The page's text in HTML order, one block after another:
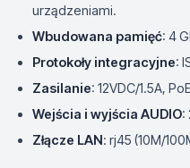
urządzeniami.
Wbudowana pamięć: 4
Protokoły integracyjne:
Zasilanie: 12VDC/1.5A,
Wejścia i wyjścia AUDIO:
Złącze LAN: rj45 (10M/